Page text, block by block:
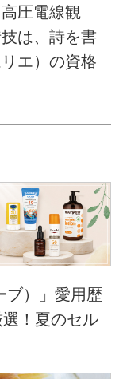
圧電線観
は、詩を書
エ）の資格
ブ）」愛用歴
！夏のセル